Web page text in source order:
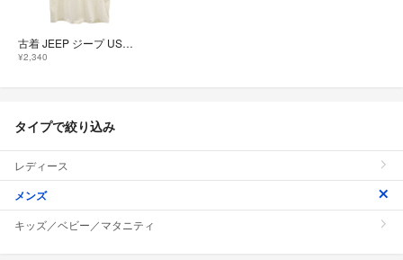
古着 JEEP ジープ USA製 半袖 Tシャツ L ホワイト メンズ
¥2,340
タイプで絞り込み
レディース
メンズ
キッズ／ベビー／マタニティ